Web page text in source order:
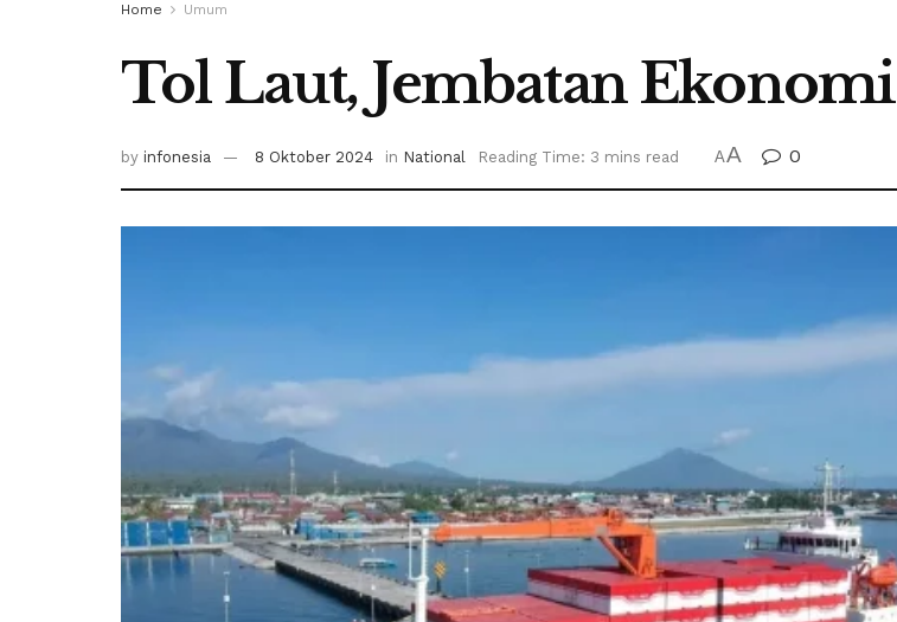
Home Umum
Tol Laut, Jembatan
by infonesia 8 Oktober 2024 in National Reading Time: 3 mins read AA 0